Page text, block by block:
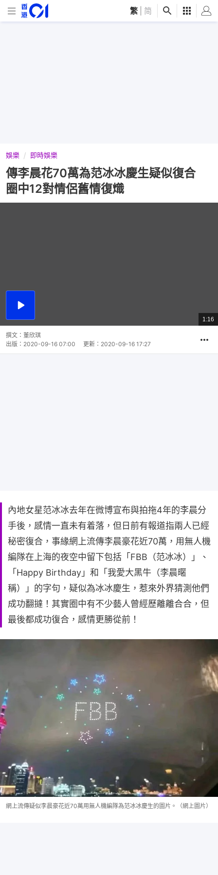
繁 简
娛樂 即時娛樂
傳李晨花70萬為范冰冰慶生疑似復合
圈中12對情侶舊情復熾
播
總
共
1:16
撰文： 董欣琪
出版： 2020-09-16 07:00 更新： 2020-09-16 17:27
內地女星范冰冰去年在微博宣布與拍拖4年的李晨分
手後，感情一直未有着落，但日前有報道指兩人已經
秘密復合，事緣網上流傳李晨豪花近70萬，用無人機
編隊在上海的夜空中留下包括「FBB（范冰冰）」、
「Happy Birthday」和「我愛大黑牛（李晨暱
稱）」的字句，疑似為冰冰慶生，惹來外界猜測他們
成功翻撻！其實圈中有不少藝人曾經歷離離合合，但
最後都成功復合，感情更勝從前！
網上流傳疑似李晨豪花近70萬用無人機編隊為范冰冰慶生的圖片。（網上圖片）